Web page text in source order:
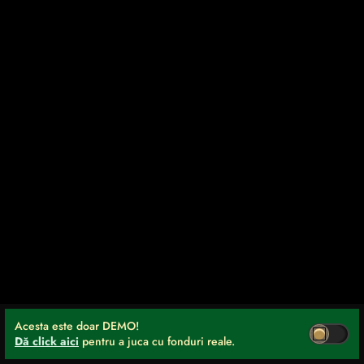
Acesta este doar DEMO!
Dă click aici pentru a juca cu fonduri reale.